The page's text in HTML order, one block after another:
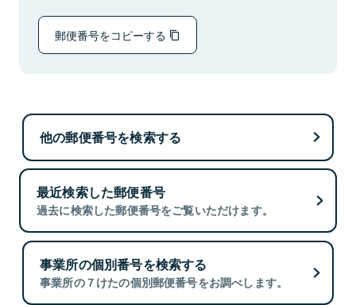
郵便番号をコピーする
他の郵便番号を検索する
最近検索した郵便番号
過去に検索した郵便番号をご覧いただけます。
事業所の個別番号を検索する
事業所の７けたの個別郵便番号をお調べします。